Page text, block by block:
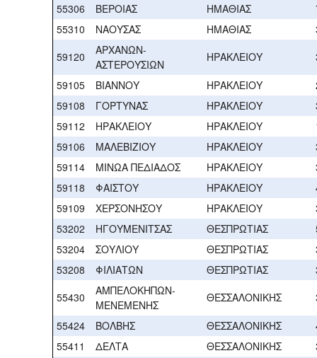
55306
ΒΕΡΟΙΑΣ ΗΜΑΘΙΑΣ
55310
ΝΑΟΥΣΑΣ ΗΜΑΘΙΑΣ
59120
ΑΡΧΑΝΩΝ-
ΑΣΤΕΡΟΥΣΙΩΝ
ΗΡΑΚΛΕΙΟΥ
59105
ΒΙΑΝΝΟΥ ΗΡΑΚΛΕΙΟΥ
59108
ΓΟΡΤΥΝΑΣ ΗΡΑΚΛΕΙΟΥ
59112
ΗΡΑΚΛΕΙΟΥ ΗΡΑΚΛΕΙΟΥ
59106
ΜΑΛΕΒΙΖΙΟΥ ΗΡΑΚΛΕΙΟΥ
59114
ΜΙΝΩΑ ΠΕΔΙΑΔΟΣ ΗΡΑΚΛΕΙΟΥ
59118
ΦΑΙΣΤΟΥ ΗΡΑΚΛΕΙΟΥ
59109
ΧΕΡΣΟΝΗΣΟΥ ΗΡΑΚΛΕΙΟΥ
53202
ΗΓΟΥΜΕΝΙΤΣΑΣ ΘΕΣΠΡΩΤΙΑΣ
53204
ΣΟΥΛΙΟΥ ΘΕΣΠΡΩΤΙΑΣ
53208
ΦΙΛΙΑΤΩΝ ΘΕΣΠΡΩΤΙΑΣ
55430
ΑΜΠΕΛΟΚΗΠΩΝ-
ΜΕΝΕΜΕΝΗΣ
ΘΕΣΣΑΛΟΝΙΚΗΣ
55424
ΒΟΛΒΗΣ ΘΕΣΣΑΛΟΝΙΚΗΣ
55411
ΔΕΛΤΑ ΘΕΣΣΑΛΟΝΙΚΗΣ